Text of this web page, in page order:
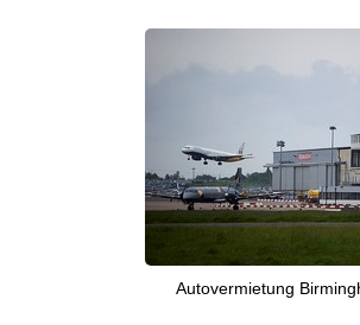
Autovermietung